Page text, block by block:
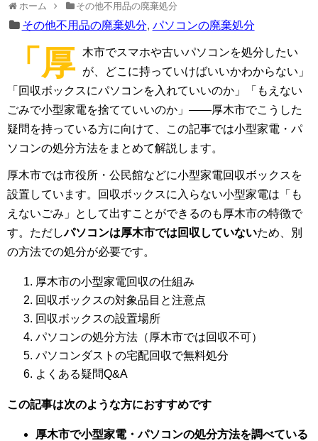
ホーム その他不用品の廃棄処分
その他不用品の廃棄処分, パソコンの廃棄処分
「厚
木市でスマホや古いパソコンを処分したい
が、どこに持っていけばいいかわからない」
「回収ボックスにパソコンを入れていいのか」「もえない
ごみで小型家電を捨てていいのか」——厚木市でこうした
疑問を持っている方に向けて、この記事では小型家電・パ
ソコンの処分方法をまとめて解説します。
厚木市では市役所・公民館などに小型家電回収ボックスを
設置しています。回収ボックスに入らない小型家電は「も
えないごみ」として出すことができるのも厚木市の特徴で
す。ただしパソコンは厚木市では回収していないため、別
の方法での処分が必要です。
厚木市の小型家電回収の仕組み
回収ボックスの対象品目と注意点
回収ボックスの設置場所
パソコンの処分方法（厚木市では回収不可）
パソコンダストの宅配回収で無料処分
よくある疑問Q&A
この記事は次のような方におすすめです
厚木市で小型家電・パソコンの処分方法を調べている